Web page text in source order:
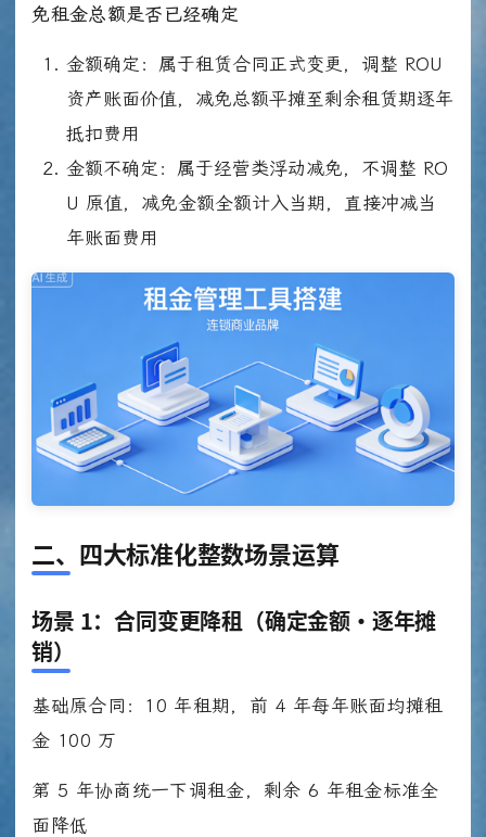
免租金总额是否已经确定
金额确定：属于租赁合同正式变更，调整 ROU
资产账面价值，减免总额平摊至剩余租赁期逐年
抵扣费用
金额不确定：属于经营类浮动减免，不调整 RO
U 原值，减免金额全额计入当期，直接冲减当
年账面费用
二、四大标准化整数场景运算
场景 1：合同变更降租（确定金额・逐年摊
销）
基础原合同：10 年租期，前 4 年每年账面均摊租
金 100 万
第 5 年协商统一下调租金，剩余 6 年租金标准全
面降低